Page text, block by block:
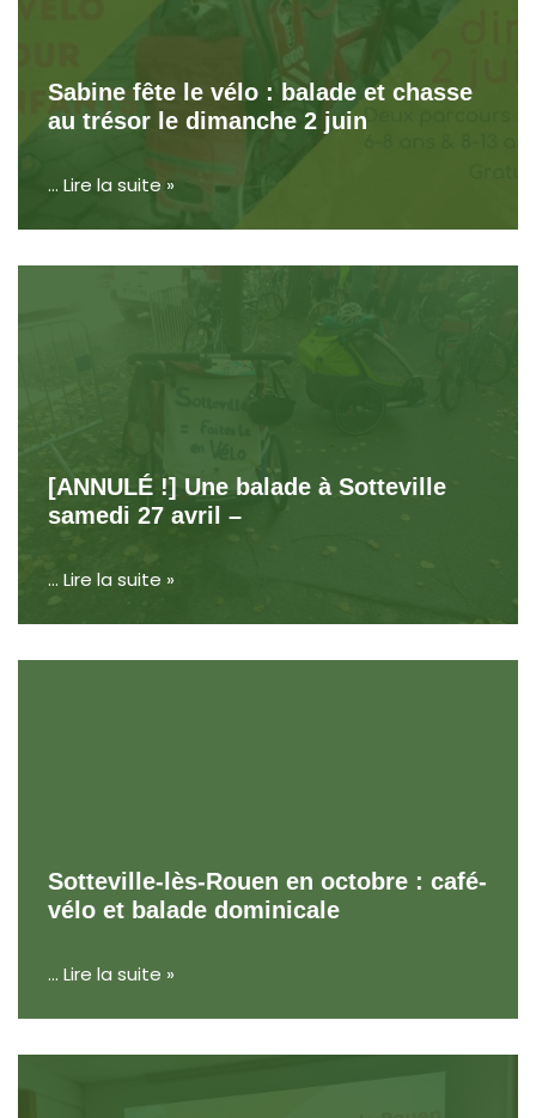
Sabine fête le vélo : balade et chasse
au trésor le dimanche 2 juin
… Lire la suite »
[ANNULÉ !] Une balade à Sotteville
samedi 27 avril –
… Lire la suite »
Sotteville-lès-Rouen en octobre : café-
vélo et balade dominicale
… Lire la suite »